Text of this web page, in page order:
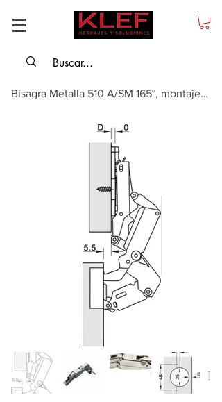
Bisagra Metalla 510 A/SM 165°, montaje con superposición completa